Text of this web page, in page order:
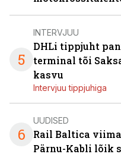
5
INTERVJUU
DHLi tippjuht
terminal tõi
kasvu
Intervjuu tippjuhiga
6
UUDISED
Rail Baltica
Pärnu-Kabli lõik